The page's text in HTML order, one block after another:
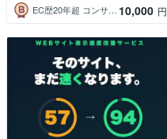
EC歴20年超 コンサルのミライエイド 10,000 円